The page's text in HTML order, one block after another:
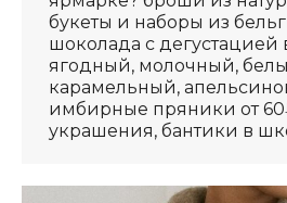
букеты и наборы из
шоколада с дегустацией
ягодный, молочный,
карамельный,
имбирные пряники от
украшения, бантики в